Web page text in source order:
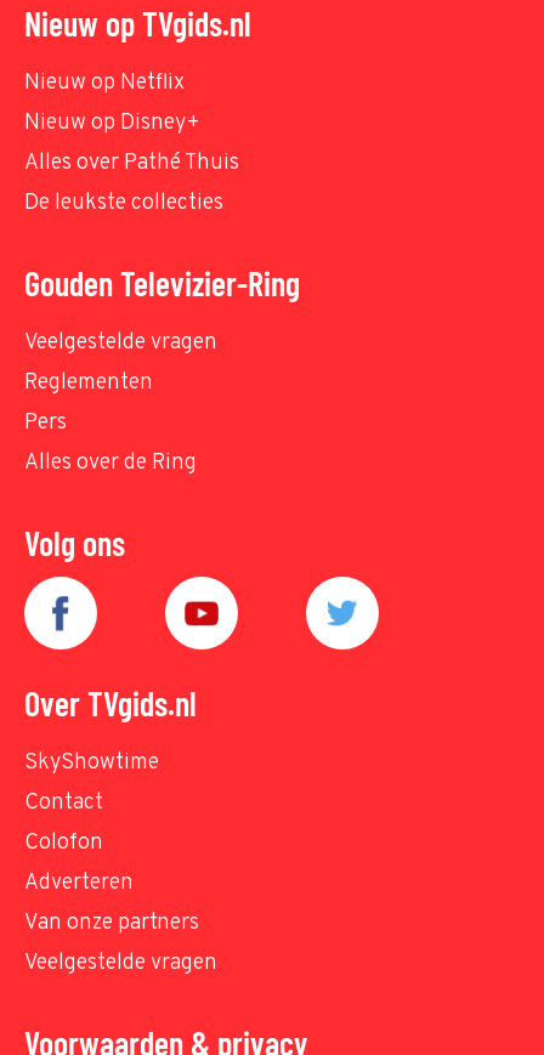
Nieuw op TVgids.nl
Nieuw op Netflix
Nieuw op Disney+
Alles over Pathé Thuis
De leukste collecties
Gouden Televizier-Ring
Veelgestelde vragen
Reglementen
Pers
Alles over de Ring
Volg ons
Over TVgids.nl
SkyShowtime
Contact
Colofon
Adverteren
Van onze partners
Veelgestelde vragen
Voorwaarden & privacy